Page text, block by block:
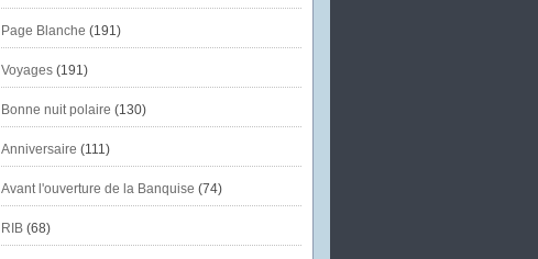
Page Blanche (191)
Voyages(191)
Bonne nuit polaire (130)
Anniversaire (111)
Avant l'ouverture de la Banquise (74)
RIB(68)